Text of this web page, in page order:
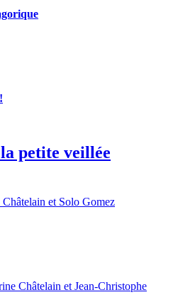
petite veillée
et Solo Gomez
Châtelain et Jean-Christophe